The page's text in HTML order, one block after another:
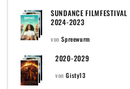
SUNDANCE FILMFESTIVAL
2024-2023
vonSpreewurm
2020-2029
vonGisty13